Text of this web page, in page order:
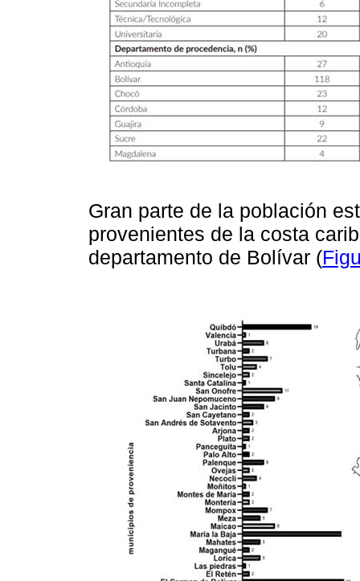
Gran parte de la población
provenientes de la costa
departamento de Bolívar (